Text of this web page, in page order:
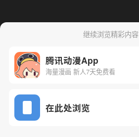
继续浏览精彩内容
腾讯动漫App
海量漫画 新人7天免费看
在此处浏览